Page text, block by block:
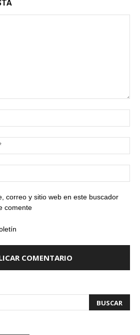
correo y sitio web en este buscador
comente